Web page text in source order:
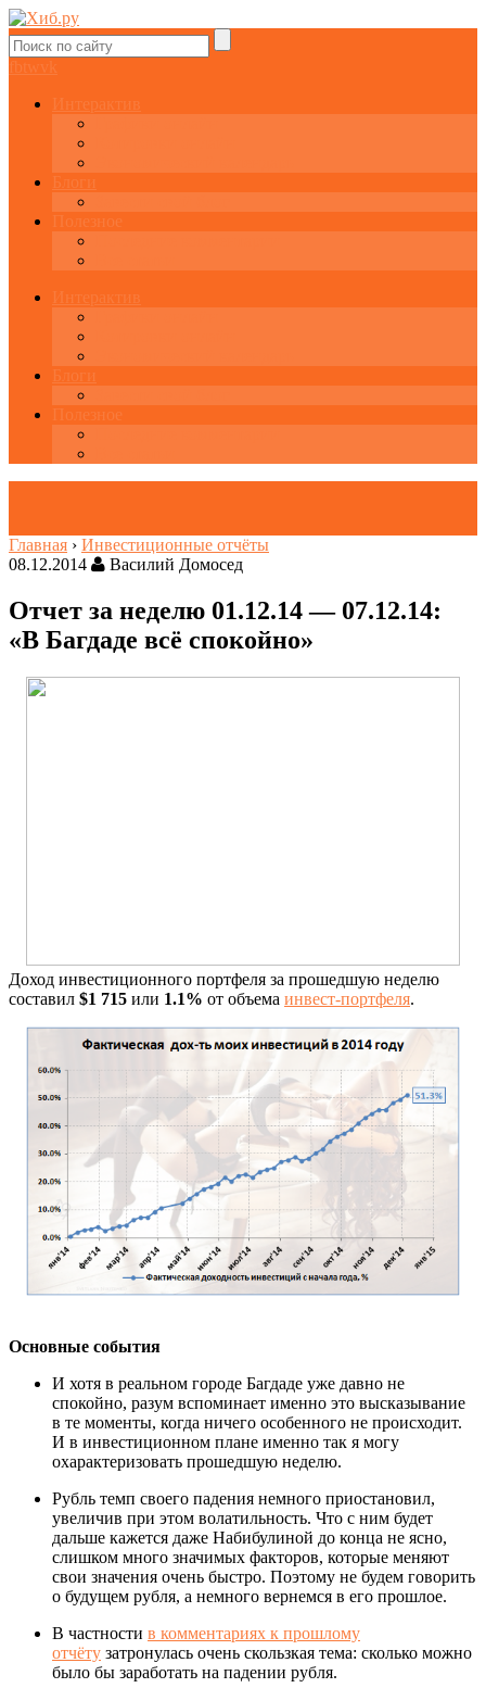
fbtw vk
Интерактив
Блоги
Полезное
Интерактив
Блоги
Полезное
Главная › Инвестиционные отчёты
08.12.2014
Василий Домосед
Отчет за неделю 01.12.14 — 07.12.14:
«В Багдаде всё спокойно»
Доход инвестиционного портфеля за прошедшую неделю
составил $1 715 или 1.1% от объема инвест-портфеля.
Основные события
И хотя в реальном городе Багдаде уже давно не
спокойно, разум вспоминает именно это высказывание
в те моменты, когда ничего особенного не происходит.
И в инвестиционном плане именно так я могу
охарактеризовать прошедшую неделю.
Рубль темп своего падения немного приостановил,
увеличив при этом волатильность. Что с ним будет
дальше кажется даже Набибулиной до конца не ясно,
слишком много значимых факторов, которые меняют
свои значения очень быстро. Поэтому не будем говорить
о будущем рубля, а немного вернемся в его прошлое.
В частности в комментариях к прошлому
отчёту затронулась очень скользкая тема: сколько можно
было бы заработать на падении рубля.